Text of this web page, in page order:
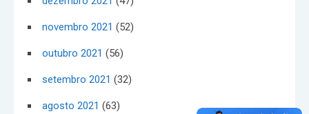
novembro 2021 (52)
outubro 2021 (56)
setembro 2021 (32)
agosto 2021 (63)